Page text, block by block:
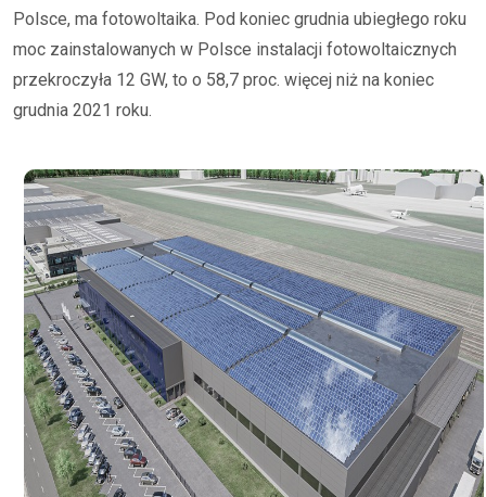
Polsce, ma fotowoltaika. Pod koniec grudnia ubiegłego roku
moc zainstalowanych w Polsce instalacji fotowoltaicznych
przekroczyła 12 GW, to o 58,7 proc. więcej niż na koniec
grudnia 2021 roku.